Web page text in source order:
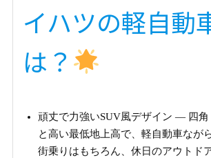
イハツの軽自動
は？
頑丈で力強いSUV風デザイン — 四角
と高い最低地上高で、軽自動車なが
街乗りはもちろん、休日のアウトド